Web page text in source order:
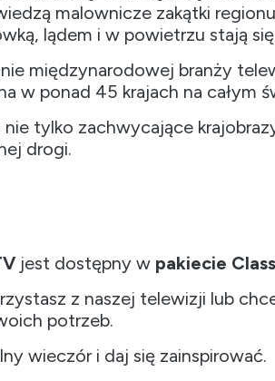
malownicze zakątki
lądem i w powietrzu stają
międzynarodowej branży
w ponad 45 krajach na całym
nie tylko zachwycające
drogi.
jest dostępny w pakiecie
z naszej telewizji lub
potrzeb.
wieczór i daj się zainspirować.